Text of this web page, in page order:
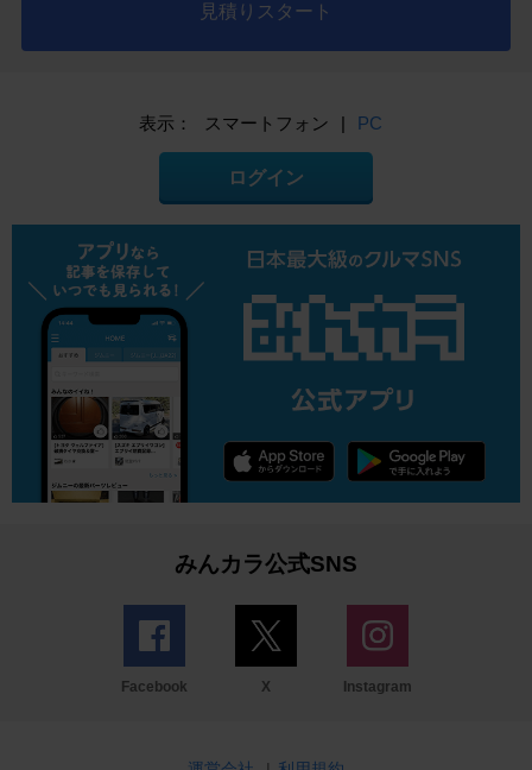
見積りスタート
表示： スマートフォン | PC
ログイン
みんカラ公式SNS
Facebook X Instagram